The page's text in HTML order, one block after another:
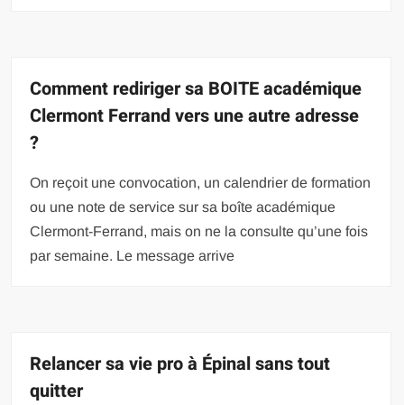
Comment rediriger sa BOITE académique
Clermont Ferrand vers une autre adresse
?
On reçoit une convocation, un calendrier de formation
ou une note de service sur sa boîte académique
Clermont-Ferrand, mais on ne la consulte qu’une fois
par semaine. Le message arrive
Relancer sa vie pro à Épinal sans tout
quitter